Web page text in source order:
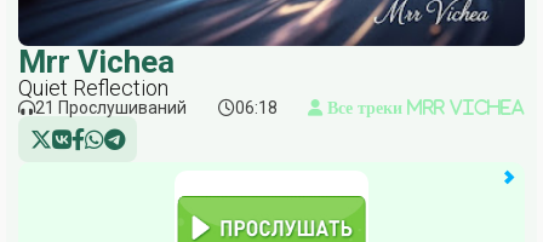
Mrr Vichea
Quiet Reflection
21 Прослушиваний 06:18 Все треки Mrr Vichea